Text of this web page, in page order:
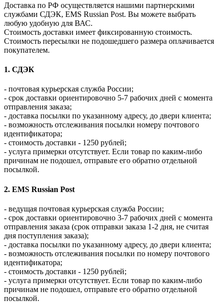
Доставка по РФ осуществляется нашими партнерскими
службами СДЭК, EMS Russian Post. Вы можете выбрать
любую удобную для ВАС.
Стоимость доставки имеет фиксированную стоимость.
Стоимость пересылки не подошедшего размера оплачивается
покупателем.
1. СДЭК
- почтовая курьерская служба России;
- срок доставки ориентировочно 5-7 рабочих дней с момента
отправления заказа;
- доставка посылки по указанному адресу, до двери клиента;
- возможность отслеживания посылки номеру почтового
идентификатора;
- стоимость доставки - 1250 рублей;
- услуга примерки отсутствует. Если товар по каким-либо
причинам не подошел, отправьте его обратно отдельной
посылкой.
2. EMS Russian Post
- ведущая почтовая курьерская служба России;
- срок доставки ориентировочно 3-7 рабочих дней с момента
отправления заказа (срок отправки заказа 1-2 дня, не считая
дня поступления заказа);
- доставка посылки по указанному адресу, до двери клиента;
- возможность отслеживания посылки по номеру почтового
идентификатора;
- стоимость доставки - 1250 рублей;
- услуга примерки отсутствует. Если товар по каким-либо
причинам не подошел, отправьте его обратно отдельной
посылкой.